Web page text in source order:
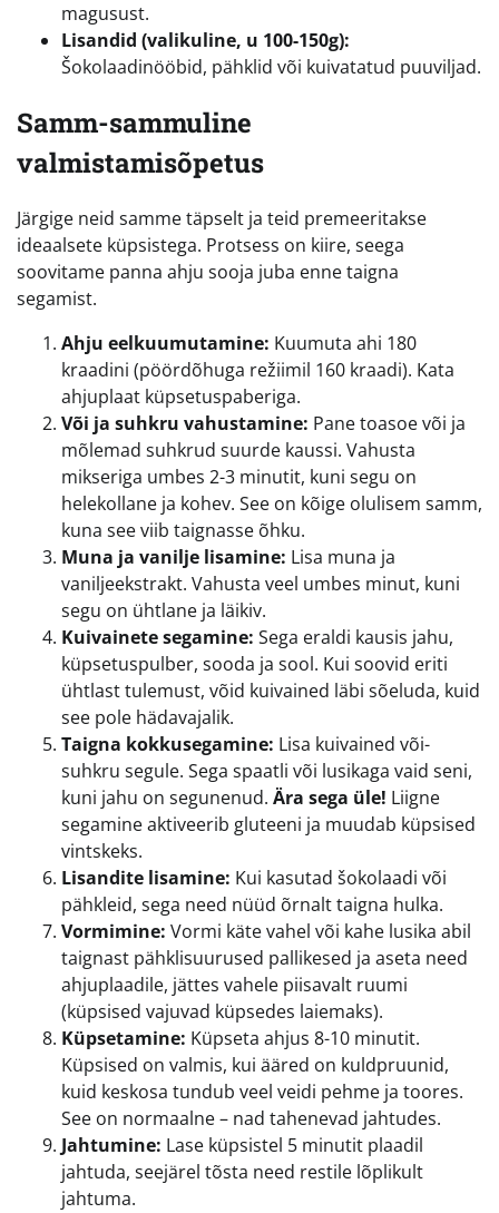
magusust.
Lisandid (valikuline, u 100-150g):
Šokolaadinööbid, pähklid või kuivatatud puuviljad.
Samm-sammuline
valmistamisõpetus
Järgige neid samme täpselt ja teid premeeritakse
ideaalsete küpsistega. Protsess on kiire, seega
soovitame panna ahju sooja juba enne taigna
segamist.
Ahju eelkuumutamine: Kuumuta ahi 180
kraadini (pöördõhuga režiimil 160 kraadi). Kata
ahjuplaat küpsetuspaberiga.
Või ja suhkru vahustamine: Pane toasoe või ja
mõlemad suhkrud suurde kaussi. Vahusta
mikseriga umbes 2-3 minutit, kuni segu on
helekollane ja kohev. See on kõige olulisem samm,
kuna see viib taignasse õhku.
Muna ja vanilje lisamine: Lisa muna ja
vaniljeekstrakt. Vahusta veel umbes minut, kuni
segu on ühtlane ja läikiv.
Kuivainete segamine: Sega eraldi kausis jahu,
küpsetuspulber, sooda ja sool. Kui soovid eriti
ühtlast tulemust, võid kuivained läbi sõeluda, kuid
see pole hädavajalik.
Taigna kokkusegamine: Lisa kuivained või-
suhkru segule. Sega spaatli või lusikaga vaid seni,
kuni jahu on segunenud. Ära sega üle! Liigne
segamine aktiveerib gluteeni ja muudab küpsised
vintskeks.
Lisandite lisamine: Kui kasutad šokolaadi või
pähkleid, sega need nüüd õrnalt taigna hulka.
Vormimine: Vormi käte vahel või kahe lusika abil
taignast pähklisuurused pallikesed ja aseta need
ahjuplaadile, jättes vahele piisavalt ruumi
(küpsised vajuvad küpsedes laiemaks).
Küpsetamine: Küpseta ahjus 8-10 minutit.
Küpsised on valmis, kui ääred on kuldpruunid,
kuid keskosa tundub veel veidi pehme ja toores.
See on normaalne – nad tahenevad jahtudes.
Jahtumine: Lase küpsistel 5 minutit plaadil
jahtuda, seejärel tõsta need restile lõplikult
jahtuma.